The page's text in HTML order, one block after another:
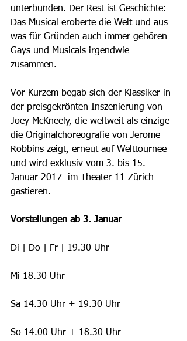
unterbunden. Der Rest ist Geschichte:
Das Musical eroberte die Welt und aus
was für Gründen auch immer gehören
Gays und Musicals irgendwie
zusammen.
Vor Kurzem begab sich der Klassiker in
der preisgekrönten Inszenierung von
Joey McKneely, die weltweit als einzige
die Originalchoreografie von Jerome
Robbins zeigt, erneut auf Welttournee
und wird exklusiv vom 3. bis 15.
Januar 2017  im Theater 11 Zürich
gastieren.
Vorstellungen ab 3. Januar
Di | Do | Fr | 19.30 Uhr
Mi 18.30 Uhr
Sa 14.30 Uhr + 19.30 Uhr
So 14.00 Uhr + 18.30 Uhr